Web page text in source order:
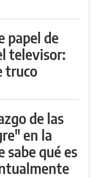
papel de
televisor:
truco
de las
en la
sabe qué es